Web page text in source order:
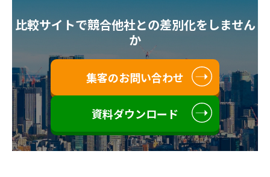
比較サイトで競合他社との差別化をしません
か
集客のお問い合わせ
資料ダウンロード